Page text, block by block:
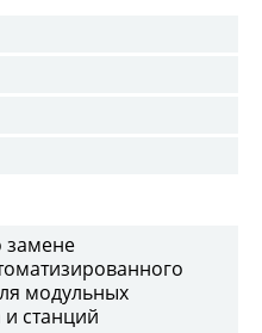
замене
модульных
и станций